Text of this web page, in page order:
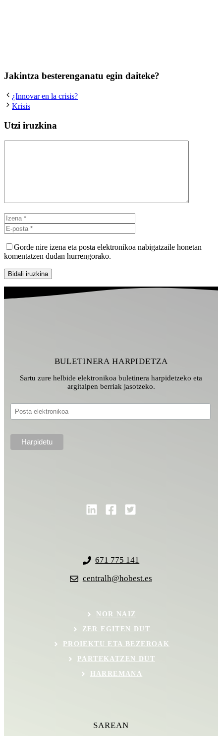
Jakintza besterenganatu egin daiteke?
¿Innovar en la crisis?
Krisis
Utzi iruzkina
Izena
posta
Gorde nire izena eta posta elektronikoa nabigatzaile honetan
komentatzen dudan hurrengorako.
BULETINERA HARPIDETZA
Sartu zure helbide elektronikoa buletinera harpidetzeko eta
argitalpen berriak jasotzeko.
SAREAN
671 775 141
centralh@hobest.es
NOR NAIZ
ZER EGITEN DUT
PROIEKTU ETA BEZEROAK
PARTEKATZEN DUT
HARREMANA